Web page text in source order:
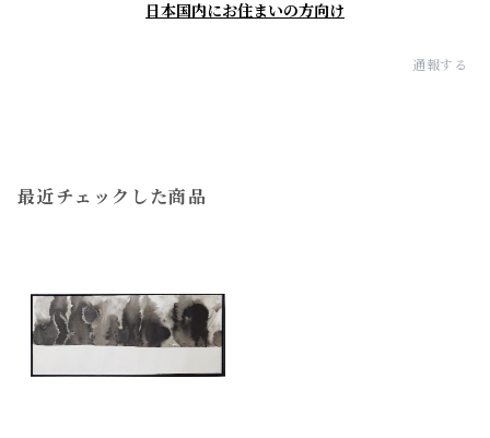
日本国内にお住まいの方向け
通報する
最近チェックした商品